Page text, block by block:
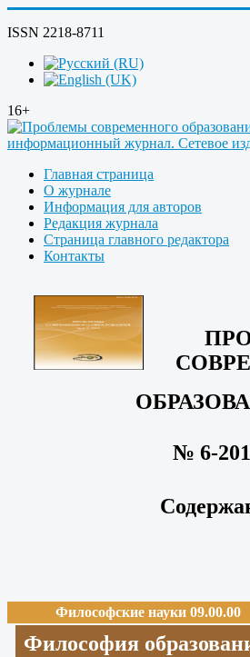
ISSN 2218-8711
16+
Главная страница
О журнале
Информация для авторов
Редакция журнала
Страница главного редактора
Контакты
№ 6-
Философские науки 09.00.00
Философия